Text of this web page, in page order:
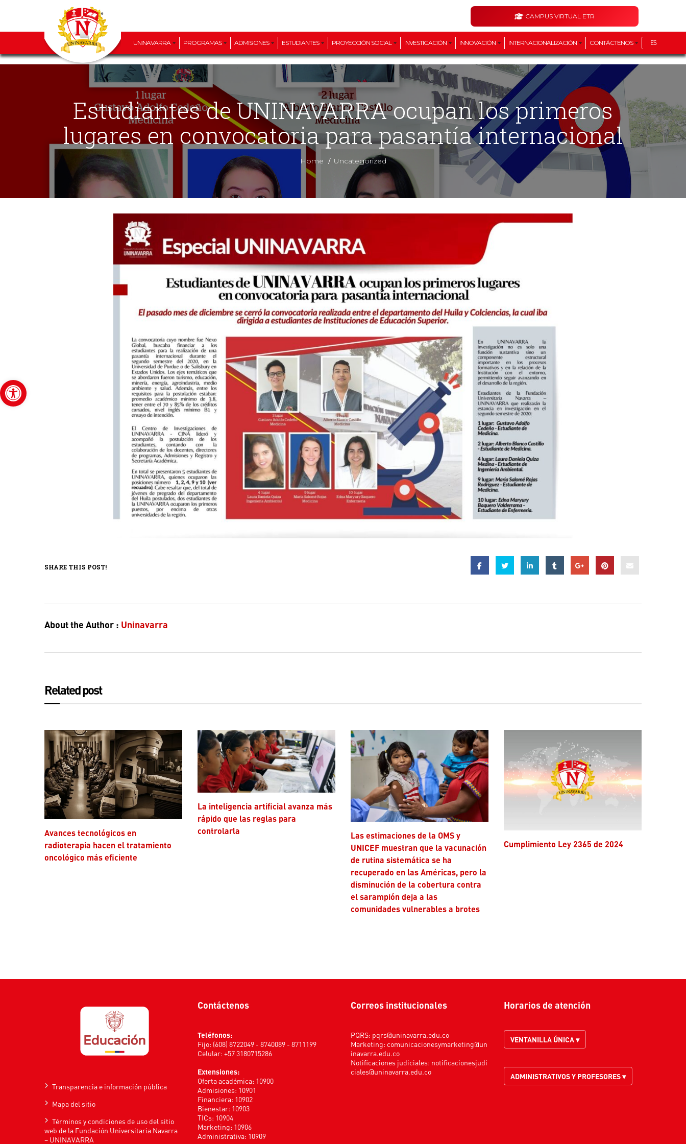
Abrir barra de herramientas
CAMPUS VIRTUAL ETR
UNINAVARRA PROGRAMAS ADMISIONES ESTUDIANTES PROYECCIÓN SOCIAL INVESTIGACIÓN INNOVACIÓN INTERNACIONALIZACIÓN CONTÁCTENOS ES
Estudiantes de UNINAVARRA ocupan los primeros
lugares en convocatoria para pasantía internacional
Home / Uncategorized
SHARE THIS POST!
About the Author : Uninavarra
Related post
Avances tecnológicos en
radioterapia hacen el tratamiento
oncológico más eficiente
La inteligencia artificial avanza más
rápido que las reglas para
controlarla
Las estimaciones de la OMS y
UNICEF muestran que la vacunación
de rutina sistemática se ha
recuperado en las Américas, pero la
disminución de la cobertura contra
el sarampión deja a las
comunidades vulnerables a brotes
Cumplimiento Ley 2365 de 2024
Transparencia e información pública
Mapa del sitio
Términos y condiciones de uso del sitio
web de la Fundación Universitaria Navarra
– UNINAVARRA
Contáctenos
Teléfonos:
Fijo: (608) 8722049 - 8740089 - 8711199
Celular: +57 3180715286
Extensiones:
Oferta académica: 10900
Admisiones: 10901
Financiera: 10902
Bienestar: 10903
TICs: 10904
Marketing: 10906
Administrativa: 10909
Correos institucionales
PQRS: pqrs@uninavarra.edu.co
Marketing: comunicacionesymarketing@un
inavarra.edu.co
Notificaciones judiciales: notificacionesjudi
ciales@uninavarra.edu.co
Horarios de atención
VENTANILLA ÚNICA ▾
ADMINISTRATIVOS Y PROFESORES ▾